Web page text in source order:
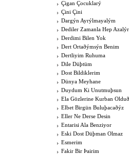
Çigan Çocuklarý
Çini Çini
Dargýn Ayrýlmayalým
Dediler Zamanla Hep
Derdimi Bilen Yok
Dert Ortaðýmsýn Benim
Dertliyim Ruhuma
Dile Düþtüm
Dost Bildiklerim
Dünya Meyhane
Duydum Ki Unutmuþsun
Ela Gözlerine Kurban
Elbet Birgün Buluþacaðýz
Eller Ne Derse Desin
Entarisi Ala Benziyor
Eski Dost Düþman Olmaz
Esmerim
Fakir Bir Þairim